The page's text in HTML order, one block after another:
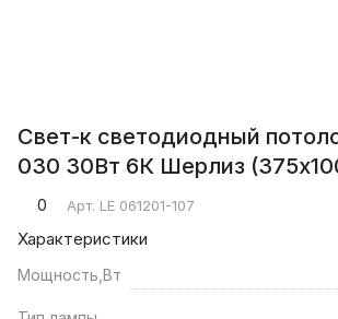
Свет-к светодиодный
030 30Вт 6К Шерлиз
0 Арт. LE 061201-107
Характеристики
Мощность,Вт